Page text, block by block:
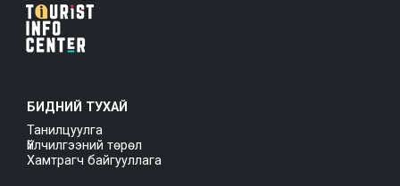
БИДНИЙ ТУХАЙ
Танилцуулга
Үйлчилгээний төрөл
Хамтрагч байгууллага